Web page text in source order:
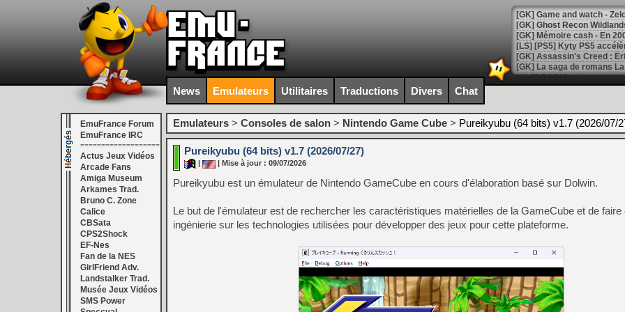
[Mo5] DOOM arrive en
[GK] Bethesda fête les 30
[GK] Roblox : l'action en
[GK] Agenda - GeForce
[LS] [PS5] ps5-y2jb-
[GK] Pourquoi Marvel
[GK] Test : Restory : Chill
[GK] GTA 6 : Rockstar
[GK] Hot Wheels Infinite
[GK] Mémoire cash -
[GK] Résultats Nintendo :
[GK] Déjà des
[Mo5] Brickboy cherche à
[GK] Minecraft et ses «
News Emulateurs Utilitaires Traductions Divers Chat
EmuFrance Forum
EmuFrance IRC
===================
Actus Jeux Vidéos
Arcade Fans
Amiga Museum
Arkames Trad.
Bruno C. Zone
Calice
CBSata
CPS2Shock
EF-Nes
Fan de la NES
GirlFriend Adv.
Landstalker Trad.
Musée Jeux Vidéos
SMS Power
Emulateurs > Consoles de salon > Nintendo Game Cube > Pureikyubu (64 bits) v1.7 (2026/07/
Pureikyubu (64 bits) v1.7 (2026/07/27)
| Mise à jour : 09/07/2026
Pureikyubu est un émulateur de Nintendo GameCube en cours d'élaboration basé sur Dolwin.
Le but de l'émulateur est de rechercher les caractéristiques matérielles de la GameCube et de faire
ingénierie sur les technologies utilisées pour développer des jeux pour cette plateforme.